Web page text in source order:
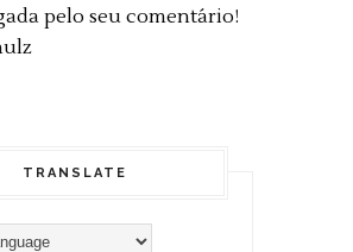
pelo seu comentário!
TRANSLATE